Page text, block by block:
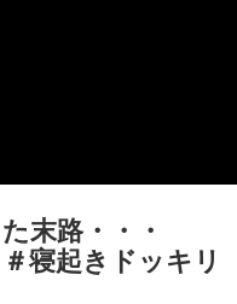
末路・・・
寝起きドッキリ